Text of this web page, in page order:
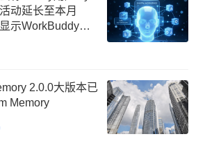
动延长至本月
示WorkBuddy已
效率AI智能体服
关MCP现已入驻
2.0.0大版本已
Memory